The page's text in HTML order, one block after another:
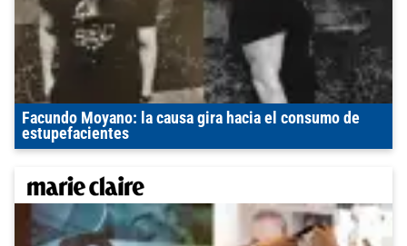
Facundo Moyano: la causa gira hacia el consumo de
estupefacientes